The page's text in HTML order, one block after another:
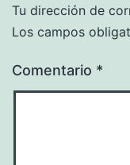
Tu dirección de
Los campos
Comentario *